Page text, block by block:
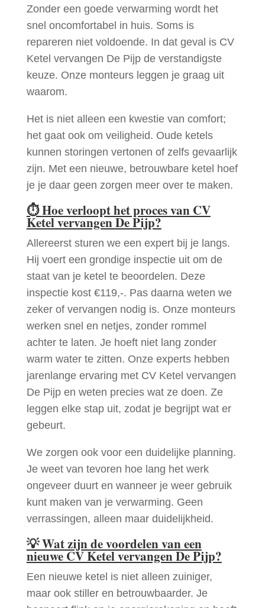
Zonder een goede verwarming wordt het
snel oncomfortabel in huis. Soms is
repareren niet voldoende. In dat geval is CV
Ketel vervangen De Pijp de verstandigste
keuze. Onze monteurs leggen je graag uit
waarom.
Het is niet alleen een kwestie van comfort;
het gaat ook om veiligheid. Oude ketels
kunnen storingen vertonen of zelfs gevaarlijk
zijn. Met een nieuwe, betrouwbare ketel hoef
je je daar geen zorgen meer over te maken.
⏱Hoe verloopt het proces van CV
Ketel vervangen De Pijp?
Allereerst sturen we een expert bij je langs.
Hij voert een grondige inspectie uit om de
staat van je ketel te beoordelen. Deze
inspectie kost €119,-. Pas daarna weten we
zeker of vervangen nodig is. Onze monteurs
werken snel en netjes, zonder rommel
achter te laten. Je hoeft niet lang zonder
warm water te zitten. Onze experts hebben
jarenlange ervaring met CV Ketel vervangen
De Pijp en weten precies wat ze doen. Ze
leggen elke stap uit, zodat je begrijpt wat er
gebeurt.
We zorgen ook voor een duidelijke planning.
Je weet van tevoren hoe lang het werk
ongeveer duurt en wanneer je weer gebruik
kunt maken van je verwarming. Geen
verrassingen, alleen maar duidelijkheid.
💡Wat zijn de voordelen van een
nieuwe CV Ketel vervangen De Pijp?
Een nieuwe ketel is niet alleen zuiniger,
maar ook stiller en betrouwbaarder. Je